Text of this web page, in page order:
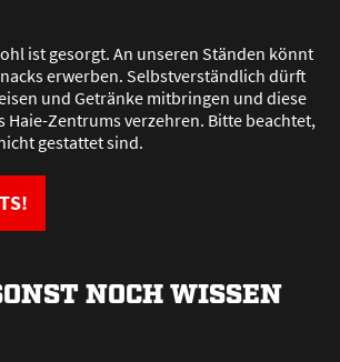
ist gesorgt. An unseren Ständen könnt
erwerben. Selbstverständlich dürft
und Getränke mitbringen und diese
Haie-Zentrums verzehren. Bitte beachtet,
gestattet sind.
NOCH WISSEN